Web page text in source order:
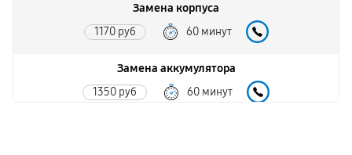
Замена корпуса
1170 руб 60 минут
Замена аккумулятора
1350 руб 60 минут